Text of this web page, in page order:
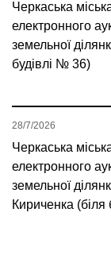
Черкаська
електронного
земельної
будівлі № 36)
Черкаська
електронного
земельної
Кириченка
28/7/2026